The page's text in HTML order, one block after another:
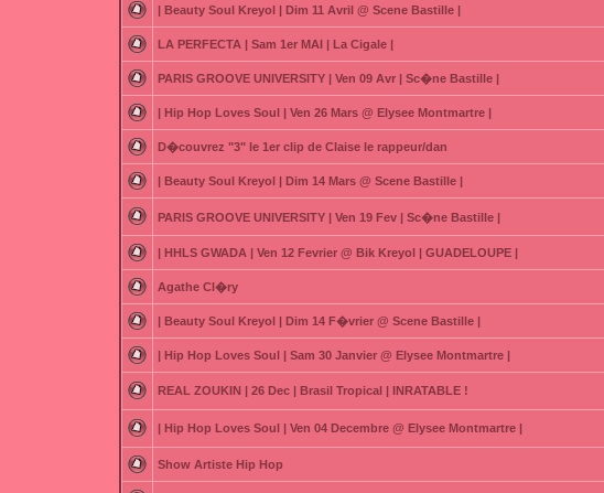
| Beauty Soul Kreyol | Dim 11 Avril @ Scene Bastille |
LA PERFECTA | Sam 1er MAI | La Cigale |
PARIS GROOVE UNIVERSITY | Ven 09 Avr | Sc�ne Bastille |
| Hip Hop Loves Soul | Ven 26 Mars @ Elysee Montmartre |
D�couvrez "3" le 1er clip de Claise le rappeur/dan
| Beauty Soul Kreyol | Dim 14 Mars @ Scene Bastille |
PARIS GROOVE UNIVERSITY | Ven 19 Fev | Sc�ne Bastille |
| HHLS GWADA | Ven 12 Fevrier @ Bik Kreyol | GUADELOUPE |
Agathe Cl�ry
| Beauty Soul Kreyol | Dim 14 F�vrier @ Scene Bastille |
| Hip Hop Loves Soul | Sam 30 Janvier @ Elysee Montmartre |
REAL ZOUKIN | 26 Dec | Brasil Tropical | INRATABLE !
| Hip Hop Loves Soul | Ven 04 Decembre @ Elysee Montmartre |
Show Artiste Hip Hop